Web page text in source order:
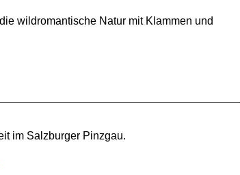
wildromantische Natur mit Klammen und
im Salzburger Pinzgau.